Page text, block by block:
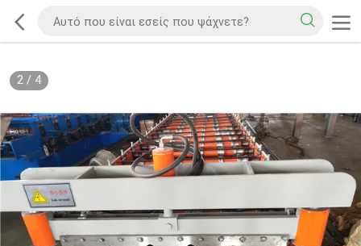
2/ 4